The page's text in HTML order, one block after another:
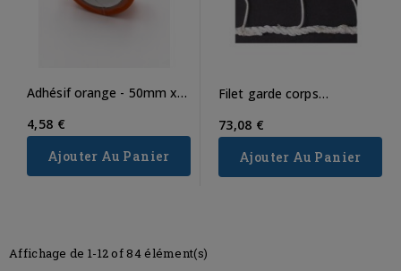
Adhésif orange - 50mm x
4,58 €
Ajouter Au Panier
Filet garde corps
73,08 €
Ajouter Au Panier
Affichage de 1-12 of 84 élément(s)